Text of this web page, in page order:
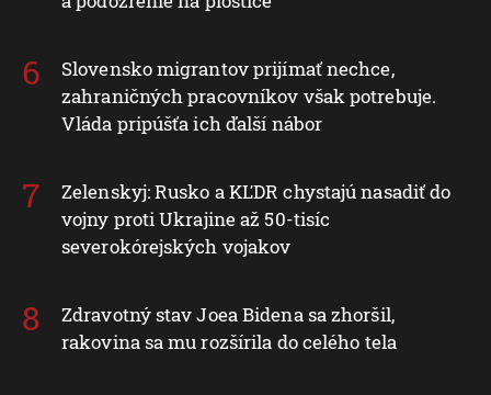
Slovensko migrantov prijímať nechce,
zahraničných pracovníkov však potrebuje.
Vláda pripúšťa ich ďalší nábor
Zelenskyj: Rusko a KĽDR chystajú nasadiť do
vojny proti Ukrajine až 50-tisíc
severokórejských vojakov
Zdravotný stav Joea Bidena sa zhoršil,
rakovina sa mu rozšírila do celého tela